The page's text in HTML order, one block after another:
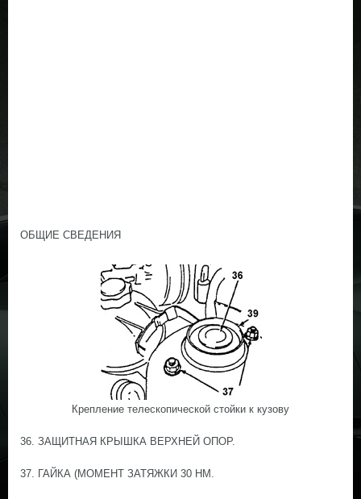
ОБЩИЕ СВЕДЕНИЯ
Крепление телескопической стойки к кузову
36. ЗАЩИТНАЯ КРЫШКА ВЕРХНЕЙ ОПОР.
37. ГАЙКА (МОМЕНТ ЗАТЯЖКИ 30 НМ.